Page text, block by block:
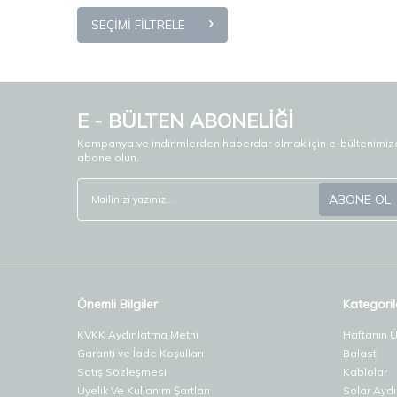
9
SEÇIMI FILTRELE
E - BÜLTEN ABONELİĞİ
Kampanya ve indirimlerden haberdar olmak için e-
abone olun.
ABONE OL
Önemli Bilgiler
KVKK Aydınlatma Metni
Garanti ve İade Koşulları
Satış Sözleşmesi
Üyelik Ve Kullanım Şartları
Haftanın
Balast
Kablolar
Solar